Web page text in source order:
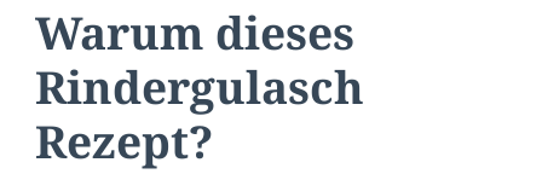
Warum dieses
Rindergulasch
Rezept?